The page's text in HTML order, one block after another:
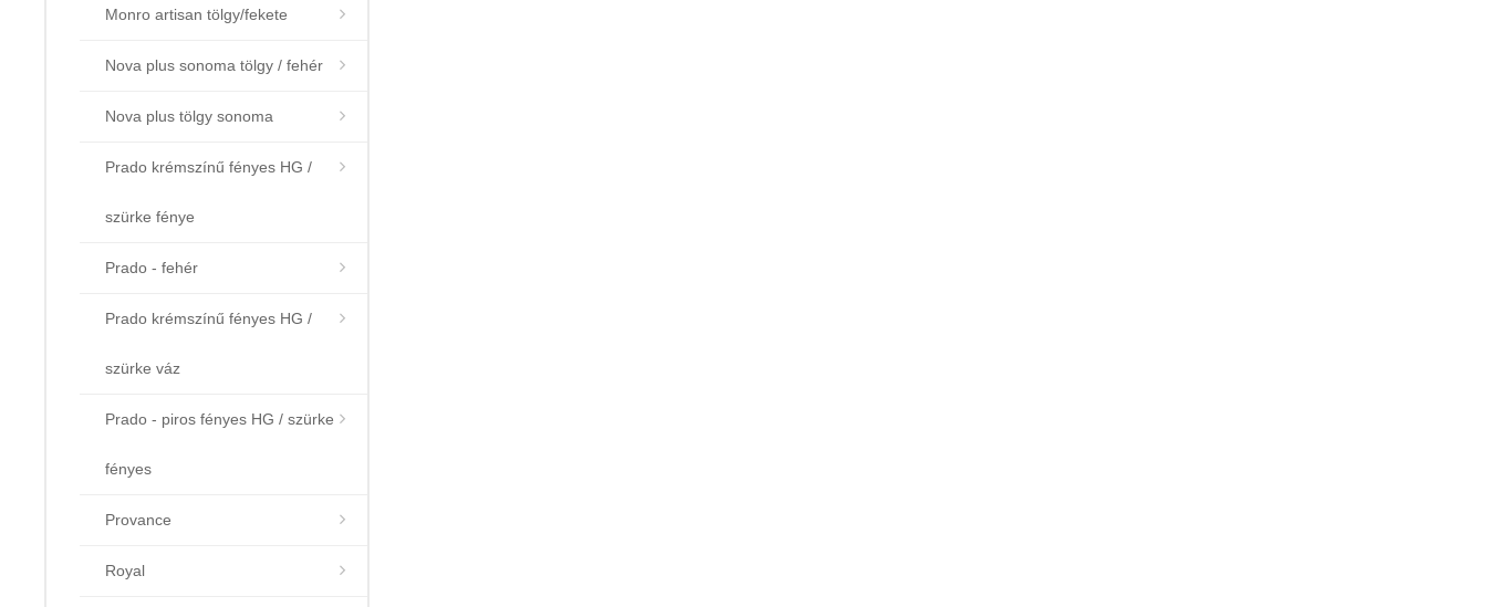
Monro artisan tölgy/fekete
Nova plus sonoma tölgy / fehér
Nova plus tölgy sonoma
Prado krémszínű fényes HG /
szürke fénye
Prado - fehér
Prado krémszínű fényes HG /
szürke váz
Prado - piros fényes HG / szürke
fényes
Provance
Royal